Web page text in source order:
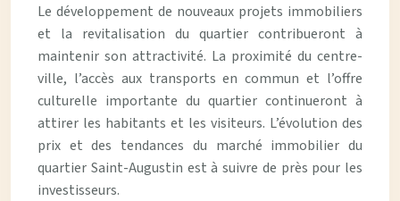
Le développement de nouveaux projets immobiliers
et la revitalisation du quartier contribueront à
maintenir son attractivité. La proximité du centre-
ville, l’accès aux transports en commun et l’offre
culturelle importante du quartier continueront à
attirer les habitants et les visiteurs. L’évolution des
prix et des tendances du marché immobilier du
quartier Saint-Augustin est à suivre de près pour les
investisseurs.